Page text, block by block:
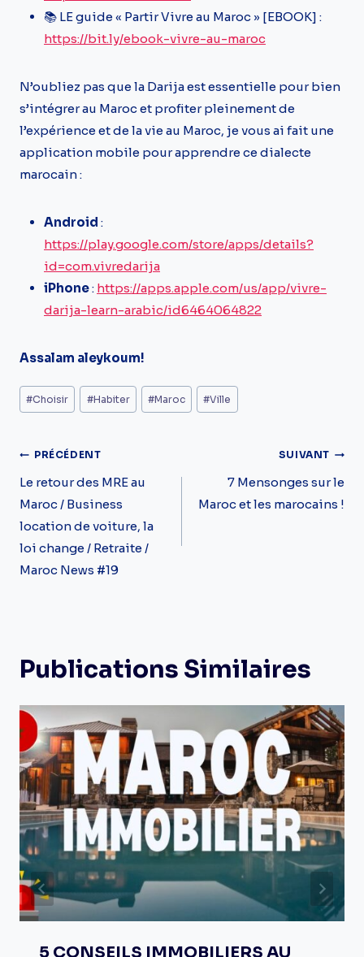
📚 LE guide « Partir Vivre au Maroc » [EBOOK] :
https://bit.ly/ebook-vivre-au-maroc
N’oubliez pas que la Darija est essentielle pour bien
s’intégrer au Maroc et profiter pleinement de
l’expérience et de la vie au Maroc, je vous ai fait une
application mobile pour apprendre ce dialecte
marocain :
Android :
https://play.google.com/store/apps/details?
id=com.vivredarija
iPhone: https://apps.apple.com/us/app/vivre-
darija-learn-arabic/id6464064822
Assalam aleykoum!
Étiquettes
de
publication :
#Choisir #Habiter #Maroc #Ville
Navigation
De
L’article
PRÉCÉDENT
Le retour des MRE au
Maroc / Business
location de voiture, la
loi change / Retraite /
Maroc News #19
SUIVANT
7 Mensonges sur le
Maroc et les marocains !
Publications Similaires
5 CONSEILS IMMOBILIERS AU